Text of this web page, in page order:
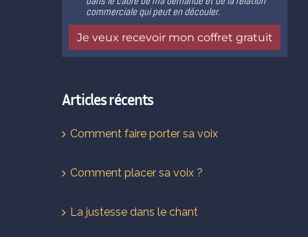
Articles récents
Comment faire porter sa voix
Comment placer sa voix ?
La justesse dans le chant